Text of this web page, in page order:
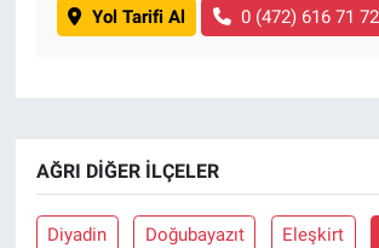
Yol Tarifi Al 0 (472) 616 71 72
AĞRI DIĞER İLÇELER
Diyadin Doğubayazıt Eleşkirt